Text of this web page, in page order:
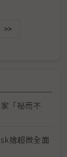
>>
「祕而不
捨超微全面